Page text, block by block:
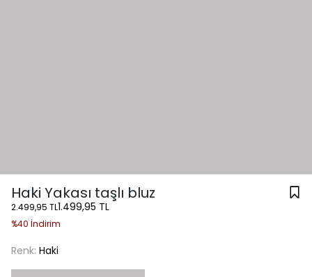
Haki Yakası taşlı bluz
2.499,95 TL1.499,95 TL
%40 İndirim
Renk: Haki